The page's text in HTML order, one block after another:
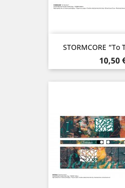
STORMCORE “To
Prix
10,50